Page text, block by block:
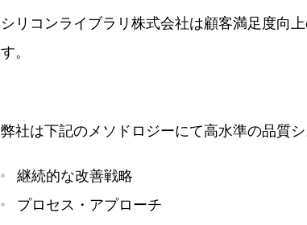
シリコンライブラリ株式会社は顧客満足度向
す。
弊社は下記のメソドロジーにて高水準の品質
継続的な改善戦略
プロセス・アプローチ